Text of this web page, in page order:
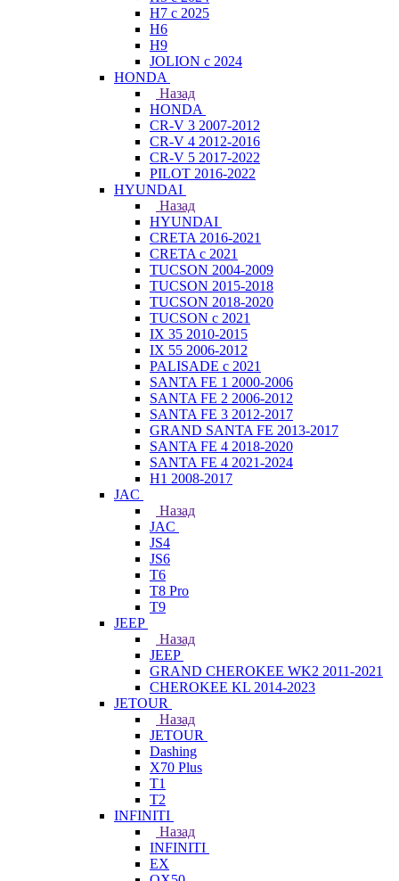
H7 с 2025
H6
H9
JOLION с 2024
HONDA
Назад
HONDA
CR-V 3 2007-2012
CR-V 4 2012-2016
CR-V 5 2017-2022
PILOT 2016-2022
HYUNDAI
Назад
HYUNDAI
CRETA 2016-2021
CRETA с 2021
TUCSON 2004-2009
TUCSON 2015-2018
TUCSON 2018-2020
TUCSON с 2021
IX 35 2010-2015
IX 55 2006-2012
PALISADE с 2021
SANTA FE 1 2000-2006
SANTA FE 2 2006-2012
SANTA FE 3 2012-2017
GRAND SANTA FE 2013-2017
SANTA FE 4 2018-2020
SANTA FE 4 2021-2024
H1 2008-2017
JAC
Назад
JAC
JS4
JS6
T6
T8 Pro
T9
JEEP
Назад
JEEP
GRAND CHEROKEE WK2 2011-2021
CHEROKEE KL 2014-2023
JETOUR
Назад
JETOUR
Dashing
X70 Plus
T1
T2
INFINITI
Назад
INFINITI
EX